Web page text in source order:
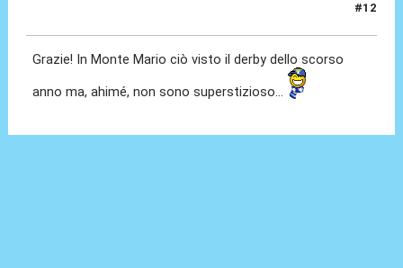
#12
Grazie! In Monte Mario ciò visto il derby dello scorso
anno ma, ahimé, non sono superstizioso...